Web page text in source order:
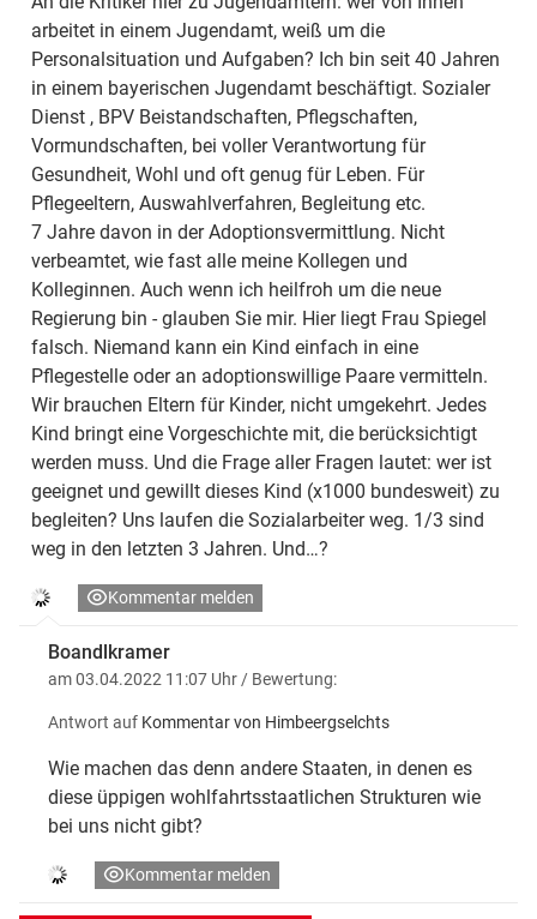
arbeitet in einem Jugendamt, weiß um die
Personalsituation und Aufgaben? Ich bin seit 40 Jahren
in einem bayerischen Jugendamt beschäftigt. Sozialer
Dienst , BPV Beistandschaften, Pflegschaften,
Vormundschaften, bei voller Verantwortung für
Gesundheit, Wohl und oft genug für Leben. Für
Pflegeeltern, Auswahlverfahren, Begleitung etc.
7 Jahre davon in der Adoptionsvermittlung. Nicht
verbeamtet, wie fast alle meine Kollegen und
Kolleginnen. Auch wenn ich heilfroh um die neue
Regierung bin - glauben Sie mir. Hier liegt Frau Spiegel
falsch. Niemand kann ein Kind einfach in eine
Pflegestelle oder an adoptionswillige Paare vermitteln.
Wir brauchen Eltern für Kinder, nicht umgekehrt. Jedes
Kind bringt eine Vorgeschichte mit, die berücksichtigt
werden muss. Und die Frage aller Fragen lautet: wer ist
geeignet und gewillt dieses Kind (x1000 bundesweit) zu
begleiten? Uns laufen die Sozialarbeiter weg. 1/3 sind
weg in den letzten 3 Jahren. Und…?
Kommentar melden
Boandlkramer
am 03.04.2022 11:07 Uhr / Bewertung:
Antwort auf Kommentar von Himbeergselchts
Wie machen das denn andere Staaten, in denen es
diese üppigen wohlfahrtsstaatlichen Strukturen wie
bei uns nicht gibt?
Kommentar melden